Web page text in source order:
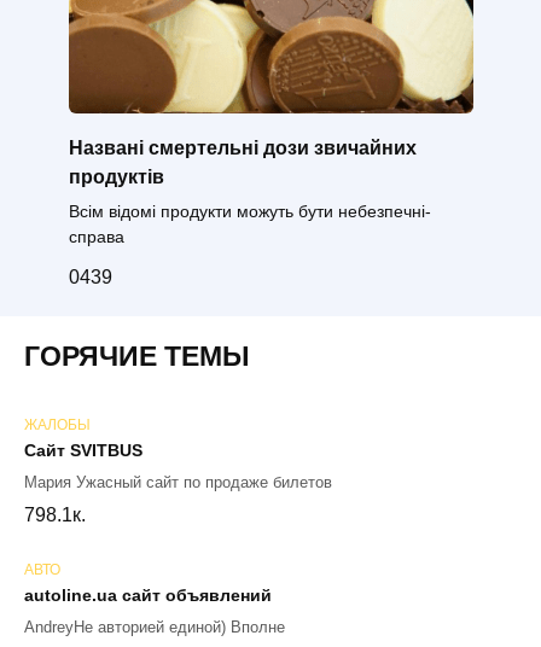
Названі смертельні дози звичайних
продуктів
Всім відомі продукти можуть бути небезпечні-
справа
0439
ГОРЯЧИЕ ТЕМЫ
ЖАЛОБЫ
Сайт SVITBUS
Мария Ужасный сайт по продаже билетов
798.1к.
АВТО
autoline.ua сайт объявлений
AndreyНе авторией единой) Вполне